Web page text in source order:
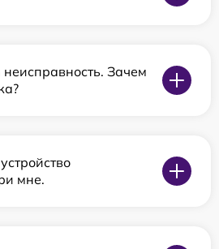
Зачем
мне.